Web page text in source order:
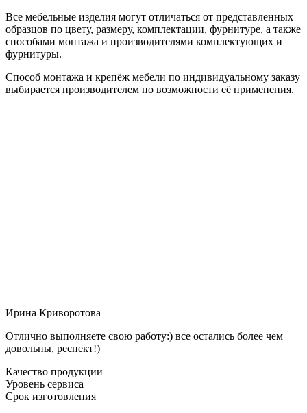
Все мебельные изделия могут отличаться от представленных
образцов по цвету, размеру, комплектации, фурнитуре, а также
способами монтажа и производителями комплектующих и
фурнитуры.
Способ монтажа и крепёж мебели по индивидуальному заказу
выбирается производителем по возможности её применения.
Ирина Криворотова
Отлично выполняете свою работу:) все остались более чем
довольны, респект!)
Качество продукции
Уровень сервиса
Срок изготовления